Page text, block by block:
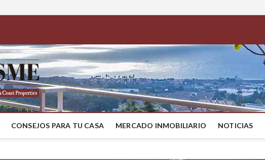
BestMaresme
COMPRAR CASA EN EL MARESME
CONSEJOS PARA TU CASA MERCADO INMOBILIARIO NOTICIAS